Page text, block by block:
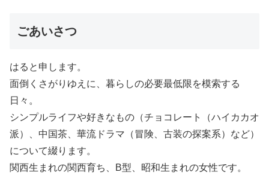
ごあいさつ
はると申します。
面倒くさがりゆえに、暮らしの必要最低限を模索する
日々。
シンプルライフや好きなもの（チョコレート（ハイカカオ
派）、中国茶、華流ドラマ（冒険、古装の探案系）など）
について綴ります。
関西生まれの関西育ち、B型、昭和生まれの女性です。